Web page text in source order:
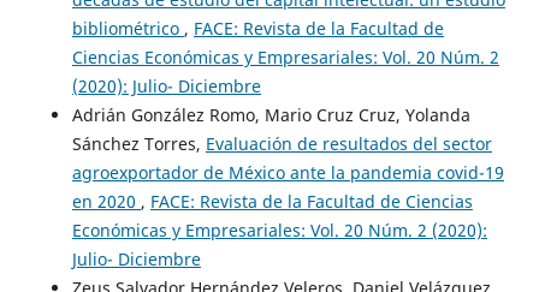
bibliométrico , FACE: Revista de la Facultad de
Ciencias Económicas y Empresariales: Vol. 20 Núm. 2
(2020): Julio- Diciembre
Adrián González Romo, Mario Cruz Cruz, Yolanda
Sánchez Torres, Evaluación de resultados del sector
agroexportador de México ante la pandemia covid-19
en 2020 , FACE: Revista de la Facultad de Ciencias
Económicas y Empresariales: Vol. 20 Núm. 2 (2020):
Julio- Diciembre
Zeus Salvador Hernández Veleros, Daniel Velázquez